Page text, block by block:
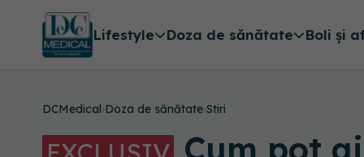
Lifestyle Doza de sănătate Boli și
DCMedical›Doza de sănătate›Stiri
Cum pot